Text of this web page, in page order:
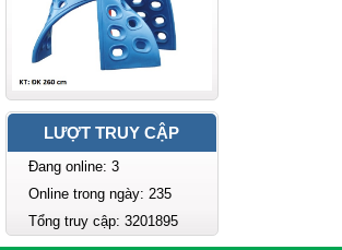
LƯỢT TRUY CẬP
Đang online: 3
Online trong ngày: 235
Tổng truy cập: 3201895